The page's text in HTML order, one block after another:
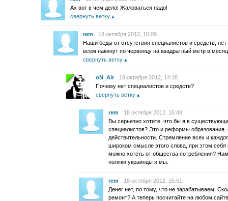
Ах вот в чем дело! Жаловаться надо!
свернуть ветку
rem
18 октября 2012, 10:09
Наши беды от отсутствия специалистов и средств,
всем накинут по червонцу на квадратный метр в
свернуть ветку
oN_Air
18 октября 2012, 14:18
Почему нет специалистов и средств?
свернуть ветку
rem
18 октября 2012, 15:48
Вы серьезно хотите, что бы я в
специалистов? Это и реформы образования,
действительности. Стремление всех и
широком смысле этого слова, при этом
можно хотеть от общества потребления?
поляки украинцы и мы.
rem
18 октября 2012, 15:51
Денег нет, по тому, что не зарабатываем.
ремонт? А теперь посчитайте на любом